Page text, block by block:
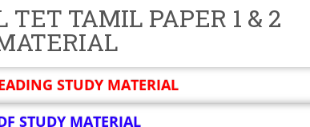
TET TAMIL PAPER 1 & 2
STUDY MATERIAL
STUDY MATERIAL